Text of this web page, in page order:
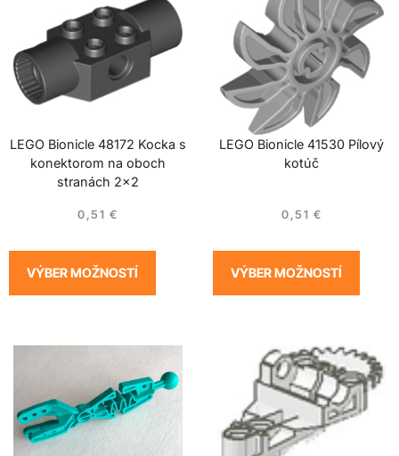
LEGO Bionicle 48172 Kocka s
konektorom na oboch
stranách 2×2
0,51 €
VÝBER MOŽNOSTÍ
LEGO Bionicle 41530 Pílový
kotúč
0,51 €
VÝBER MOŽNOSTÍ